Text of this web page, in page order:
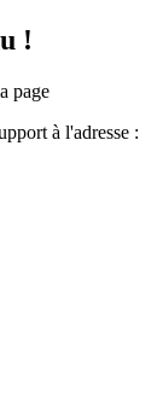
!
page
à l'adresse :